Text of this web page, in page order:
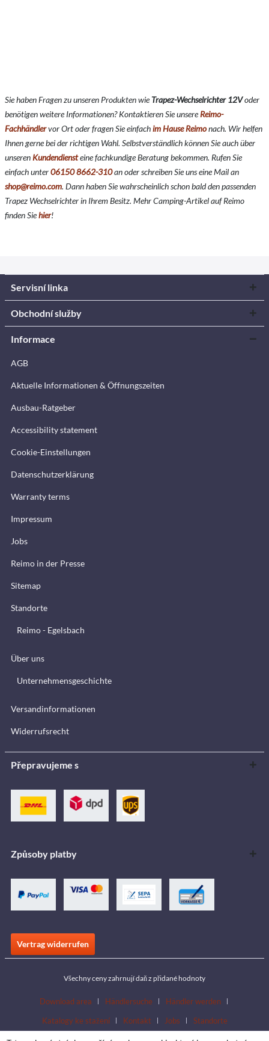
Sie haben Fragen zu unseren Produkten wieTrapez-Wechselrichter 12Voder
benötigen weitere Informationen? Kontaktieren Sie unsereReimo-
Fachhändlervor Ort oder fragen Sie einfachim Hause Reimonach. Wir helfen
Ihnen gerne bei der richtigen Wahl. Selbstverständlich können Sie auch über
unseren Kundendiensteine fachkundige Beratung bekommen. Rufen Sie
einfach unter06150 8662-310an oder schreiben Sie uns eine Mail an
shop@reimo.com. Dann haben Sie wahrscheinlich schon bald den passenden
Trapez Wechselrichter in Ihrem Besitz. Mehr Camping-Artikel auf Reimo
finden Siehier!
Servisní linka
Obchodní služby
Informace
AGB
Aktuelle Informationen & Öffnungszeiten
Ausbau-Ratgeber
Accessibility statement
Cookie-Einstellungen
Datenschutzerklärung
Warranty terms
Impressum
Jobs
Reimo in der Presse
Sitemap
Standorte
Reimo - Egelsbach
Über uns
Unternehmensgeschichte
Versandinformationen
Widerrufsrecht
Přepravujeme s
Způsoby platby
Vertrag widerrufen
Všechny ceny zahrnují daň z přidané hodnoty
Download area Händlersuche
Händler werden
Katalogy ke stažení
Kontakt Jobs Standorte